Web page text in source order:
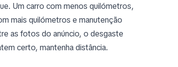
Um carro com menos quilómetros,
mais quilómetros e manutenção
as fotos do anúncio, o desgaste
certo, mantenha distância.